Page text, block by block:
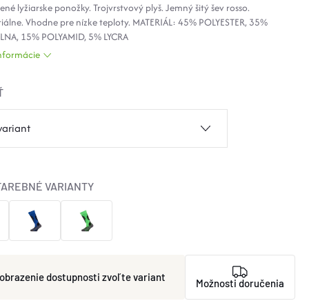
lyžiarske ponožky. Trojvrstvový plyš. Jemný šitý šev rosso.
Vhodne pre nízke teploty. MATERIÁL: 45% POLYESTER, 35%
15% POLYAMID, 5% LYCRA
zvoľte variant
VARIANTY
Možnosti doručenia